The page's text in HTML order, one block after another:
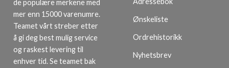
de populære merkene med
mer enn 15000 varenumre.
Teamet vårt streber etter
å gi deg best mulig service
og raskest levering til
enhver tid. Se teamet bak
Ønskeliste
Ordrehistorikk
Nyhetsbrev